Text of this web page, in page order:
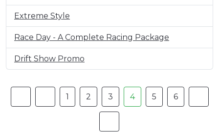
Extreme Style
Race Day - A Complete Racing Package
Drift Show Promo
1 2 3 4 5 6